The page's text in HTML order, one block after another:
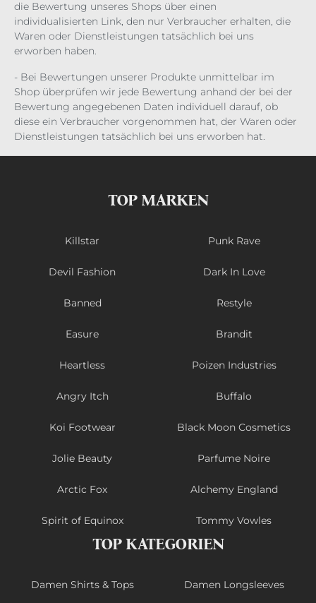
die Bewertung unseres Shops über einen
individualisierten Link, den nur Verbraucher erhalten, die
Waren oder Dienstleistungen tatsächlich bei uns
erworben haben.
- Bei Bewertungen unserer Produkte unmittelbar im
Shop überprüfen wir jede Bewertung anhand der bei der
Bewertung angegebenen Daten individuell darauf, ob
diese ein Verbraucher vorgenommen hat, der Waren oder
Dienstleistungen tatsächlich bei uns erworben hat.
TOP MARKEN
Killstar Punk Rave
Devil Fashion Dark In Love
Banned Restyle
Easure Brandit
Heartless Poizen Industries
Angry Itch Buffalo
Koi Footwear Black Moon Cosmetics
Jolie Beauty Parfume Noire
Arctic Fox Alchemy England
Spirit of Equinox Tommy Vowles
TOP KATEGORIEN
Damen Shirts & Tops Damen Longsleeves